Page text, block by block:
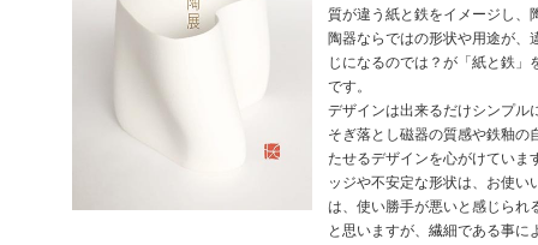
質が違う紙と鉄をイメージし、
陶器ならではの形状や用途が、
じになるのでは？が「紙と鉄」
です。
デザインは出来るだけシンプル
そぎ落とし磁器の質感や鉄釉の
たせるデザインを心がけていま
ッジや不安定な形状は、お使い
は、使い勝手が悪いと感じられ
と思いますが、繊細である事に